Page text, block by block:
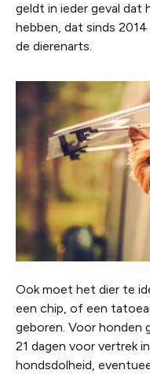
geldt in ieder geval dat
hebben, dat sinds
de dierenarts.
Ook moet het dier te
een chip, of een
geboren. Voor honden
21 dagen voor vertrek
hondsdolheid,